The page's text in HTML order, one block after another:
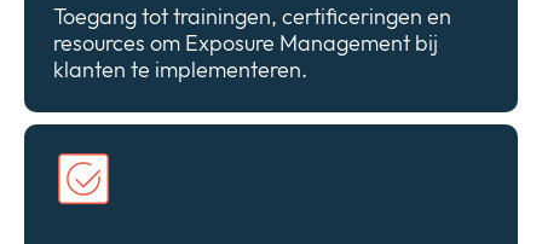
Toegang tot trainingen, certificeringen en
resources om Exposure Management bij
klanten te implementeren.